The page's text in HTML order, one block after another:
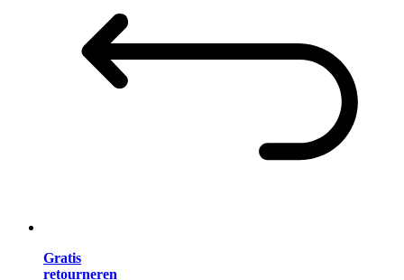
Gratis
retourneren